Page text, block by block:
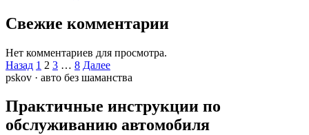
Свежие комментарии
Нет комментариев для просмотра.
Пагинация
записей
Назад 1 2 3 … 8 Далее
pskov · авто без шаманства
Практичные инструкции по
обслуживанию автомобиля